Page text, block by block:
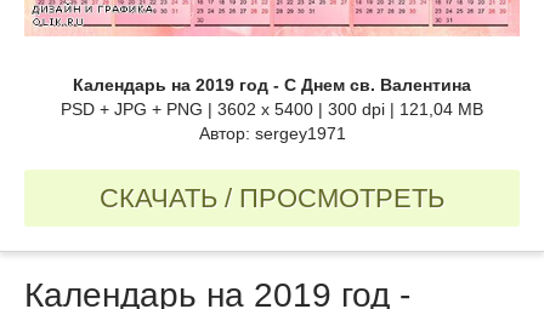
Календарь на 2019 год - С Днем св. Валентина
PSD + JPG + PNG | 3602 x 5400 | 300 dpi | 121,04 MB
Автор: sergey1971
СКАЧАТЬ / ПРОСМОТРЕТЬ
Календарь на 2019 год -